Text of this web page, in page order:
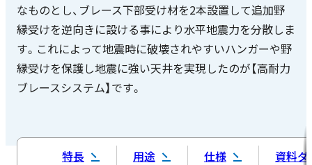
なものとし、ブレース下部受け材を2本設置して追加野
縁受けを逆向きに設ける事により水平地震力を分散しま
す。これによって地震時に破壊されやすいハンガーや野
縁受けを保護し地震に強い天井を実現したのが【高耐力
ブレースシステム】です。
特長 用途 仕様 資料